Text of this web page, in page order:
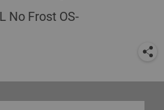
No Frost OS-